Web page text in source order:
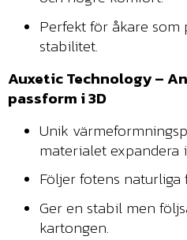
Perfekt för åkare
stabilitet.
Auxetic Technology –
passform i 3D
Unik
materialet expandera
Följer fotens
Ger en stabil men
kartongen.